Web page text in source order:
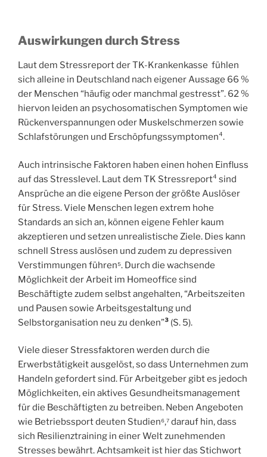
Auswirkungendurch Stress
Laut dem Stressreport der TK-Krankenkasse fühlen
sich alleine in Deutschland nach eigener Aussage 66 %
der Menschen “häufig oder manchmal gestresst”. 62 %
hiervon leiden an psychosomatischen Symptomen wie
Rückenverspannungen oder Muskelschmerzen sowie
Schlafstörungen und Erschöpfungssymptomen⁴.
Auch intrinsische Faktoren haben einen hohen Einfluss
auf das Stresslevel. Laut dem TK Stressreport⁴ sind
Ansprüche an die eigene Person der größte Auslöser
für Stress. Viele Menschen legen extrem hohe
Standards an sich an, können eigene Fehler kaum
akzeptieren und setzen unrealistische Ziele. Dies kann
schnell Stress auslösen und zudem zu depressiven
Verstimmungen führen⁵. Durch die wachsende
Möglichkeit der Arbeit im Homeoffice sind
Beschäftigte zudem selbst angehalten, “Arbeitszeiten
und Pausen sowie Arbeitsgestaltung und
Selbstorganisation neu zu denken”³ (S. 5).
Viele dieser Stressfaktoren werden durch die
Erwerbstätigkeit ausgelöst, so dass Unternehmen zum
Handeln gefordert sind. Für Arbeitgeber gibt es jedoch
Möglichkeiten, ein aktives Gesundheitsmanagement
für die Beschäftigten zu betreiben. Neben Angeboten
wie Betriebssport deuten Studien⁶,⁷ darauf hin, dass
sich Resilienztraining in einer Welt zunehmenden
Stresses bewährt. Achtsamkeit ist hier das Stichwort